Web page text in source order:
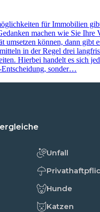
für Immobilien
machen wie Sie Ihre
umsetzen können, dann gibt
in der Regel drei
Hierbei handelt es sich
sonder…
Unfall
Hunde
Katzen